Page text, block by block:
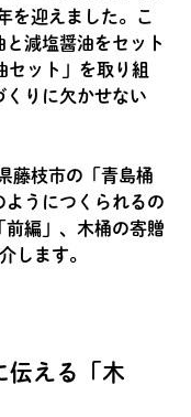
を迎えました。こ
減塩醤油をセット
セット」を取り組
くりに欠かせない
藤枝市の「青島桶
うにつくられるの
編」、木桶の寄贈
します。
伝える「木